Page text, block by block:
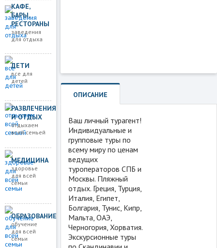
КАФЕ,
БАРЫ,
РЕСТОРАНЫ
заведения
для отдыха
ДЕТИ
все для
детей
РАЗВЛЕЧЕНИЯ
И ОТДЫХ
отдыхаем
всей семьей
МЕДИЦИНА
здоровье
для всей
семьи
ОБРАЗОВАНИЕ
обучение
для всей
семьи
ОПИСАНИЕ
Ваш личный турагент!
Индивидуальные и
групповые туры по
всему миру по ценам
ведущих
туроператоров СПБ и
Москвы. Пляжный
отдых. Греция, Турция,
Италия, Египет,
Болгария, Тунис, Кипр,
Мальта, ОАЭ,
Черногория, Хорватия.
Экскурсионные туры